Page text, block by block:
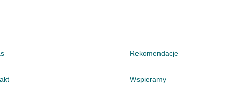
Rekomendacje
Wspieramy